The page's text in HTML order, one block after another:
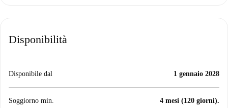
Disponibilità
Disponibile dal 1 gennaio 2028
Soggiorno min. 4 mesi (120 giorni).